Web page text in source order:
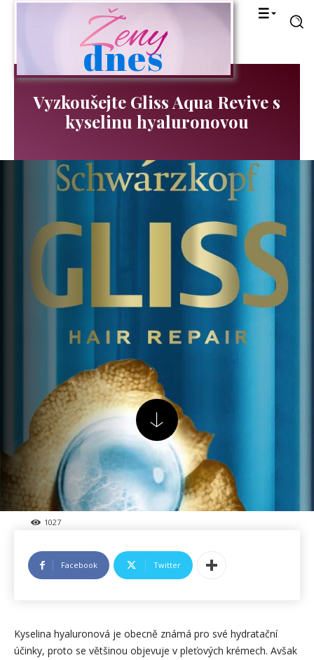
Ženy
dnes
Vyzkoušejte Gliss Aqua Revive s
kyselinu hyaluronovou
1027
Facebook Twitter
Kyselina hyaluronová je obecně známá pro své hydratační
účinky, proto se většinou objevuje v pleťových krémech. Avšak